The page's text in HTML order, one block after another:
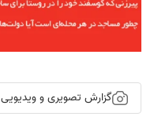
گزارش تصویری و ویدیویی